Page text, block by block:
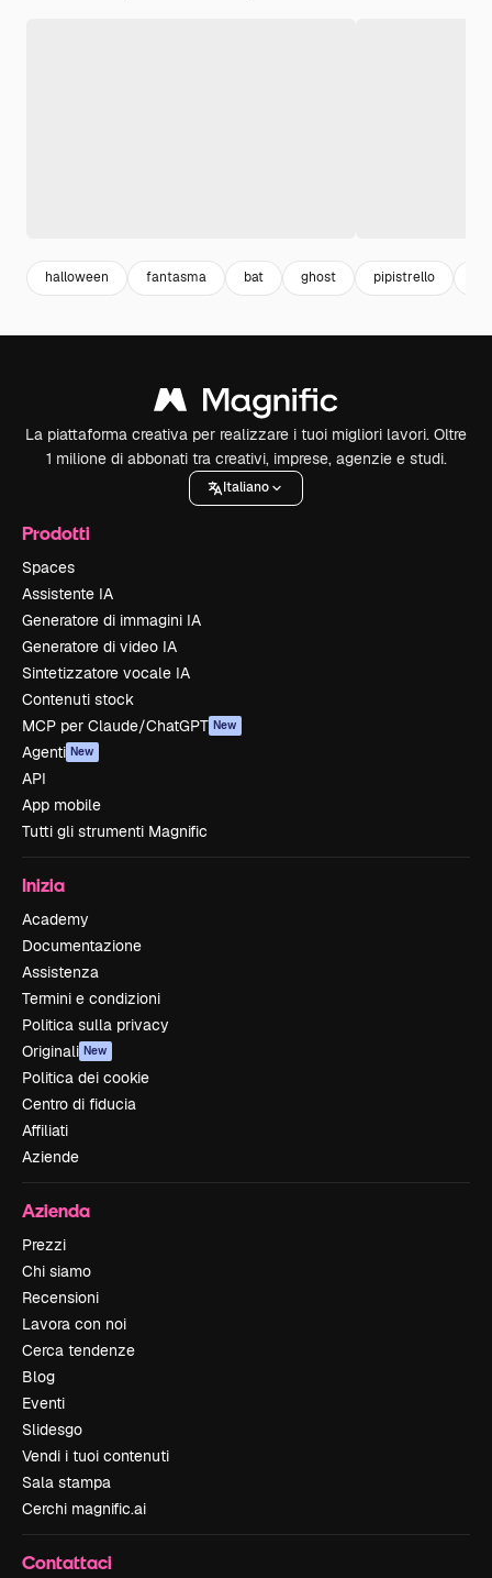
halloween fantasma bat ghost pipistrello
La piattaforma creativa per realizzare i tuoi migliori lavori. Oltre
1 milione di abbonati tra creativi, imprese, agenzie e studi.
Italiano
Prodotti
Spaces
Assistente IA
Generatore di immagini IA
Generatore di video IA
Sintetizzatore vocale IA
Contenuti stock
MCP per Claude/ChatGPT New
Agenti New
API
App mobile
Tutti gli strumenti Magnific
Inizia
Academy
Documentazione
Assistenza
Termini e condizioni
Politica sulla privacy
Originali New
Politica dei cookie
Centro di fiducia
Affiliati
Aziende
Azienda
Prezzi
Chi siamo
Recensioni
Lavora con noi
Cerca tendenze
Blog
Eventi
Slidesgo
Vendi i tuoi contenuti
Sala stampa
Cerchi magnific.ai
Contattaci